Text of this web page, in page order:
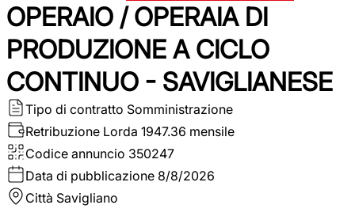
OPERAIO / OPERAIA DI
PRODUZIONE A CICLO
CONTINUO - SAVIGLIANESE
Tipo di contratto Somministrazione
Retribuzione Lorda 1947.36 mensile
Codice annuncio 350247
Data di pubblicazione 8/8/2026
Città Savigliano